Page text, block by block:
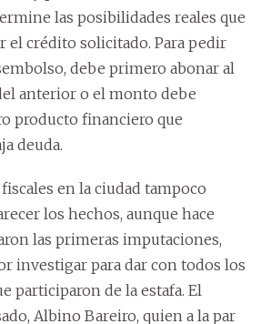
las posibilidades reales que
el crédito solicitado. Para pedir
debe primero abonar al
anterior o el monto debe
producto financiero que
deuda.
en la ciudad tampoco
los hechos, aunque hace
las primeras imputaciones,
investigar para dar con todos los
participaron de la estafa. El
Albino Bareiro, quien a la par